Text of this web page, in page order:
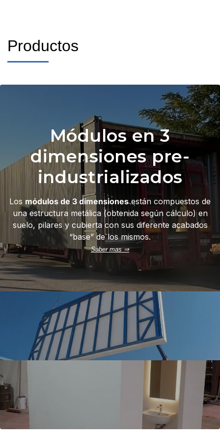
Productos
Módulos en 3
dimensiones pre-
industrializados
Los módulos de 3 dimensionesestán compuestos de
una estructura metálica (obtenida según cálculo) en
suelo, pilares y cubierta con sus diferente acabados
“base” de los mismos.
Saber mas ⇒